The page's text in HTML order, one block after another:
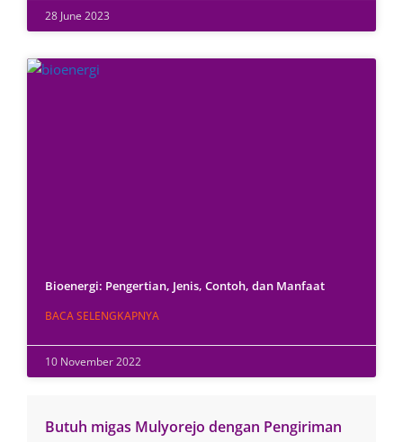
28 June 2023
Bioenergi: Pengertian, Jenis, Contoh, dan Manfaat
BACA SELENGKAPNYA
10 November 2022
Butuh migas Mulyorejo dengan Pengiriman